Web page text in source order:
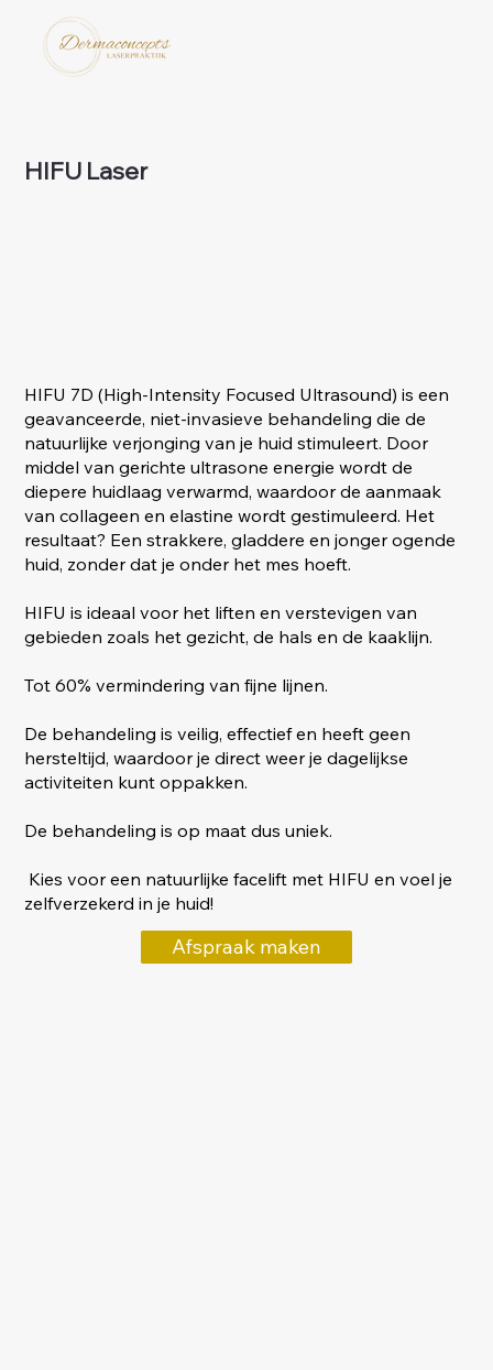
HIFU Laser
HIFU 7D (High-Intensity Focused Ultrasound) is een
geavanceerde, niet-invasieve behandeling die de
natuurlijke verjonging van je huid stimuleert. Door
middel van gerichte ultrasone energie wordt de
diepere huidlaag verwarmd, waardoor de aanmaak
van collageen en elastine wordt gestimuleerd. Het
resultaat? Een strakkere, gladdere en jonger ogende
huid, zonder dat je onder het mes hoeft.
HIFU is ideaal voor het liften en verstevigen van
gebieden zoals het gezicht, de hals en de kaaklijn.
Tot 60% vermindering van fijne lijnen.
De behandeling is veilig, effectief en heeft geen
hersteltijd, waardoor je direct weer je dagelijkse
activiteiten kunt oppakken.
De behandeling is op maat dus uniek.
Kies voor een natuurlijke facelift met HIFU en voel je
zelfverzekerd in je huid!
Afspraak maken